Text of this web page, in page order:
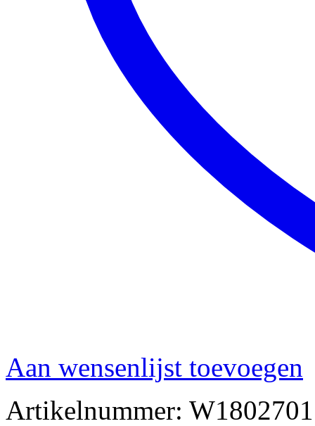
Aan wensenlijst toevoegen
Artikelnummer: W1802701